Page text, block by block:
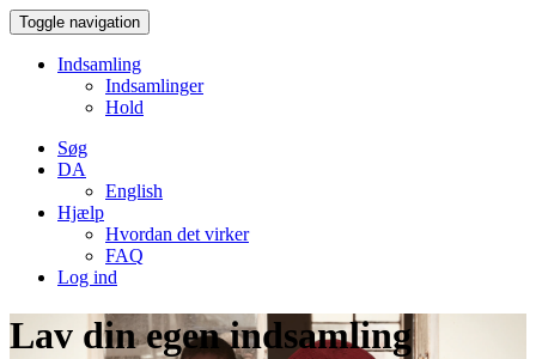
Toggle navigation
Indsamling
Indsamlinger
Hold
Søg
DA
English
Hjælp
Hvordan det virker
FAQ
Log ind
Lav din egen indsamling